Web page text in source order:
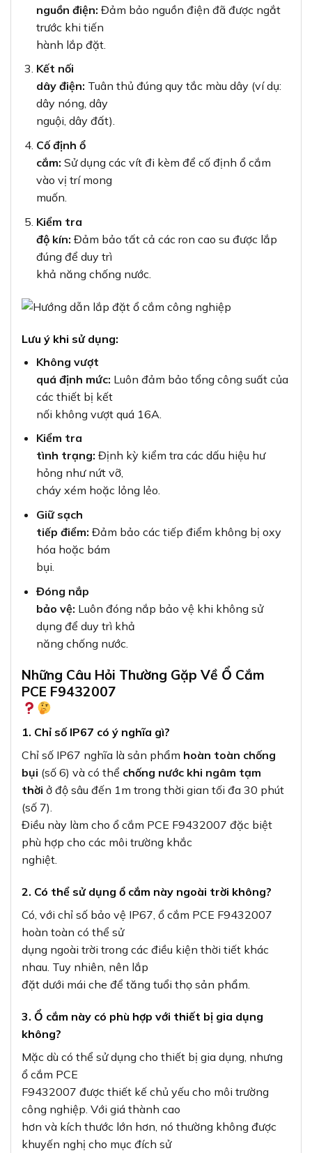
nguồn điện: Đảm bảo nguồn điện đã được ngắt
trước khi tiến
hành lắp đặt.
Kết nối
dây điện: Tuân thủ đúng quy tắc màu dây (ví dụ:
dây nóng, dây
nguội, dây đất).
Cố định ổ
cắm: Sử dụng các vít đi kèm để cố định ổ cắm
vào vị trí mong
muốn.
Kiểm tra
độ kín: Đảm bảo tất cả các ron cao su được lắp
đúng để duy trì
khả năng chống nước.
Lưu ý khi sử dụng:
Không vượt
quá định mức: Luôn đảm bảo tổng công suất của
các thiết bị kết
nối không vượt quá 16A.
Kiểm tra
tình trạng: Định kỳ kiểm tra các dấu hiệu hư
hỏng như nứt vỡ,
cháy xém hoặc lỏng lẻo.
Giữ sạch
tiếp điểm: Đảm bảo các tiếp điểm không bị oxy
hóa hoặc bám
bụi.
Đóng nắp
bảo vệ: Luôn đóng nắp bảo vệ khi không sử
dụng để duy trì khả
năng chống nước.
Những Câu Hỏi Thường Gặp Về Ổ Cắm
PCE F9432007
1. Chỉ số IP67 có ý nghĩa gì?
Chỉ số IP67 nghĩa là sản phẩm hoàn toàn chống
bụi (số 6) và có thể chống nước khi ngâm tạm
thời ở độ sâu đến 1m trong thời gian tối đa 30 phút
(số 7).
Điều này làm cho ổ cắm PCE F9432007 đặc biệt
phù hợp cho các môi trường khắc
nghiệt.
2. Có thể sử dụng ổ cắm này ngoài trời không?
Có, với chỉ số bảo vệ IP67, ổ cắm PCE F9432007
hoàn toàn có thể sử
dụng ngoài trời trong các điều kiện thời tiết khác
nhau. Tuy nhiên, nên lắp
đặt dưới mái che để tăng tuổi thọ sản phẩm.
3. Ổ cắm này có phù hợp với thiết bị gia dụng
không?
Mặc dù có thể sử dụng cho thiết bị gia dụng, nhưng
ổ cắm PCE
F9432007 được thiết kế chủ yếu cho môi trường
công nghiệp. Với giá thành cao
hơn và kích thước lớn hơn, nó thường không được
khuyến nghị cho mục đích sử